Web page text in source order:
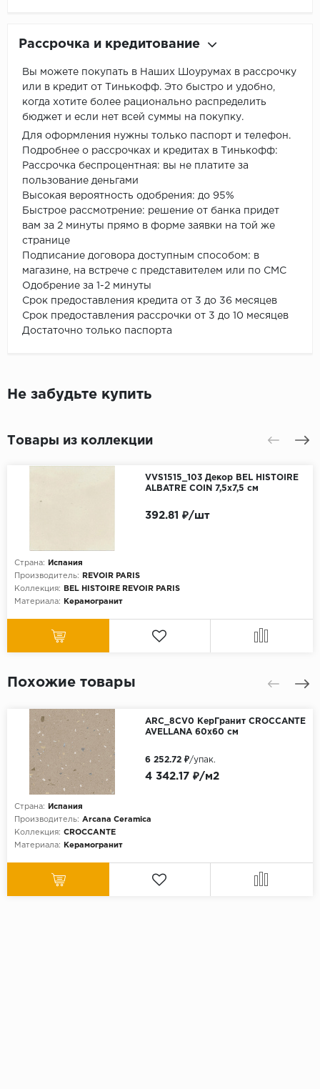
Рассрочка и кредитование
Вы можете покупать в Наших Шоурумах в рассрочку
или в кредит от Тинькофф. Это быстро и удобно,
когда хотите более рационально распределить
бюджет и если нет всей суммы на покупку.
Для оформления нужны только паспорт и телефон.
Подробнее о рассрочках и кредитах в Тинькофф:
Рассрочка беспроцентная: вы не платите за
пользование деньгами
Высокая вероятность одобрения: до 95%
Быстрое рассмотрение: решение от банка придет
вам за 2 минуты прямо в форме заявки на той же
странице
Подписание договора доступным способом: в
магазине, на встрече с представителем или по СМС
Одобрение за 1-2 минуты
Срок предоставления кредита от 3 до 36 месяцев
Срок предоставления рассрочки от 3 до 10 месяцев
Достаточно только паспорта
Не забудьте купить
Товары из коллекции
VVS1515_103 Декор BEL HISTOIRE
ALBATRE COIN 7,5x7,5 см
Страна:
Испания
Производитель:
REVOIR PARIS
Коллекция:
BEL HISTOIRE REVOIR PARIS
Материала:
Керамогранит
392.81 ₽/шт
Похожие товары
ARC_8CV0 КерГранит CROCCANTE
AVELLANA 60x60 см
Страна:
Испания
Производитель: Arcana Ceramica
Коллекция: CROCCANTE
Материала:
Керамогранит
4 342.17 ₽/м2
6 252.72 ₽/упак.